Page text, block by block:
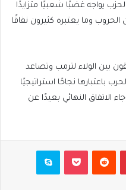
الحزب يواجه غضبًا شعبيًا متزايدًا
وما يعتبره كثيرون نفاقًا
بين الولاء لترمب وتصاعد
باعتبارها نجاحًا استراتيجيًا
النهائي بعيدًا عن
بينتيريست بوكيت سكايب